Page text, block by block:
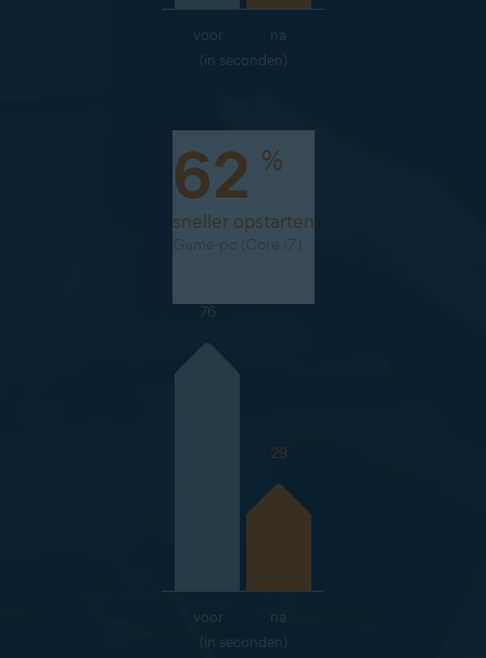
voor
na
(in seconden)
62 %
sneller opstarten
76
29
voor
na
(in seconden)